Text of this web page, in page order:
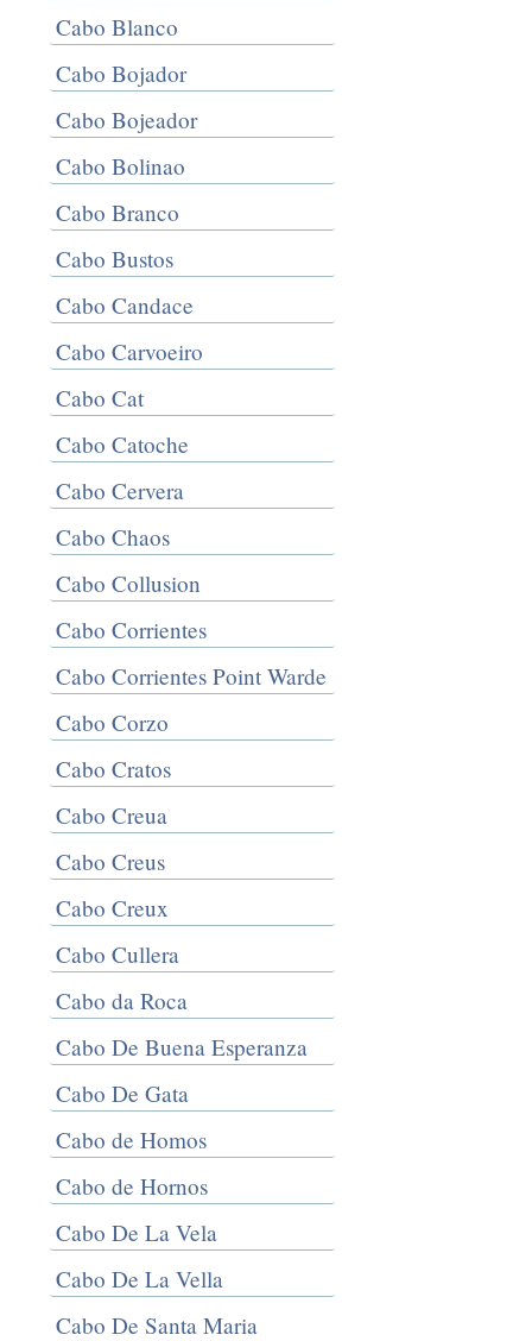
Cabo Blanco
Cabo Bojador
Cabo Bojeador
Cabo Bolinao
Cabo Branco
Cabo Bustos
Cabo Candace
Cabo Carvoeiro
Cabo Cat
Cabo Catoche
Cabo Cervera
Cabo Chaos
Cabo Collusion
Cabo Corrientes
Cabo Corrientes Point Warde
Cabo Corzo
Cabo Cratos
Cabo Creua
Cabo Creus
Cabo Creux
Cabo Cullera
Cabo da Roca
Cabo De Buena Esperanza
Cabo De Gata
Cabo de Homos
Cabo de Hornos
Cabo De La Vela
Cabo De La Vella
Cabo De Santa Maria